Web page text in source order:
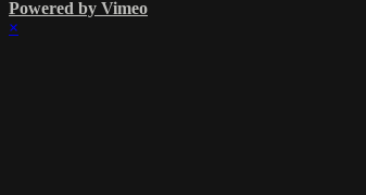
Powered by Vimeo
×